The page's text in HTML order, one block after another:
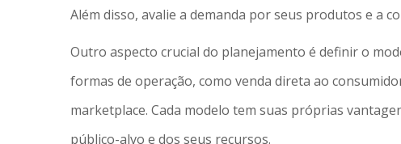
Além disso, avalie a demanda por seus produtos e a
Outro aspecto crucial do planejamento é definir o
formas de operação, como venda direta ao
marketplace. Cada modelo tem suas próprias
público-alvo e dos seus recursos.